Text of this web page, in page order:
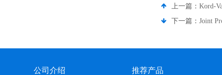
上一篇： Kord-
下一篇： Joint
公司介绍 推荐产品